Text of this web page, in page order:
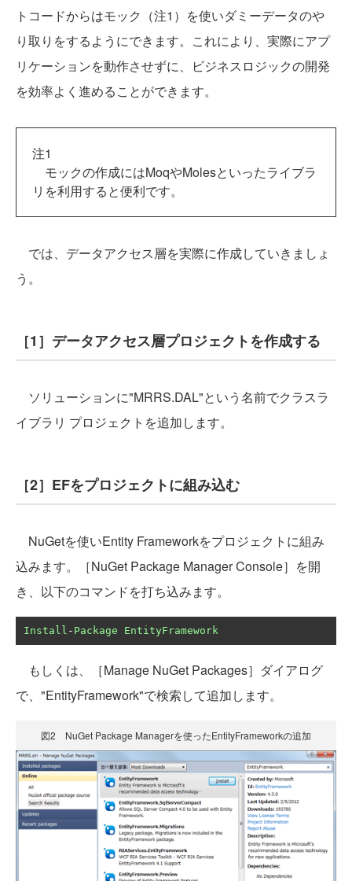
トコードからはモック（注1）を使いダミーデータのや
り取りをするようにできます。これにより、実際にアプ
リケーションを動作させずに、ビジネスロジックの開発
を効率よく進めることができます。
注1
モックの作成にはMoqやMolesといったライブラ
リを利用すると便利です。
では、データアクセス層を実際に作成していきましょ
う。
［1］データアクセス層プロジェクトを作成する
ソリューションに"MRRS.DAL"という名前でクラスラ
イブラリ プロジェクトを追加します。
［2］EFをプロジェクトに組み込む
NuGetを使いEntity Frameworkをプロジェクトに組み
込みます。［NuGet Package Manager Console］を開
き、以下のコマンドを打ち込みます。
Install - Package EntityFramework
もしくは、［Manage NuGet Packages］ダイアログ
で、"EntityFramework"で検索して追加します。
図2 NuGet Package Managerを使ったEntityFrameworkの追加